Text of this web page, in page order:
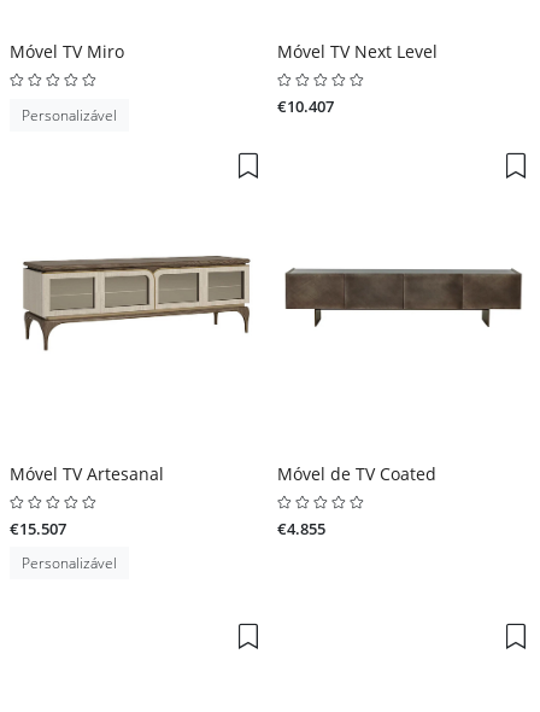
Móvel TV Miro
Personalizável
Móvel TV Next Level
€10.407
Móvel TV Artesanal
€15.507
Personalizável
Móvel de TV Coated
€4.855